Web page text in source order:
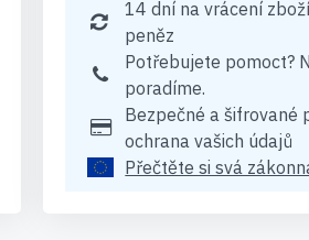
14 dní na vrácení
peněz
Potřebujete pomoct?
poradíme.
Bezpečné a šifrované
ochrana vašich údajů
Přečtěte si svá